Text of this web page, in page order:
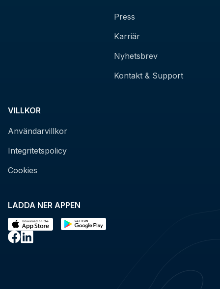
LADDA NER APPEN
Press
Karriär
Nyhetsbrev
Kontakt & Support
VILLKOR
Användarvillkor
Integritetspolicy
Cookies